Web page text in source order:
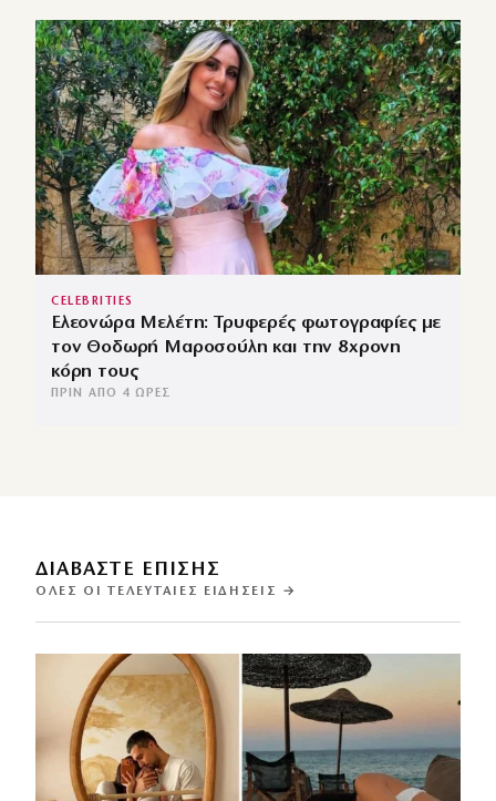
CELEBRITIES
Ελεονώρα Μελέτη: Τρυφερές φωτογραφίες με
τον Θοδωρή Μαροσούλη και την 8χρονη
κόρη τους
ΠΡΙΝ ΑΠΌ 4 ΏΡΕΣ
ΔΙΑΒΑΣΤΕ ΕΠΙΣΗΣ
ΌΛΕΣ ΟΙ ΤΕΛΕΥΤΑΊΕΣ ΕΙΔΉΣΕΙΣ →